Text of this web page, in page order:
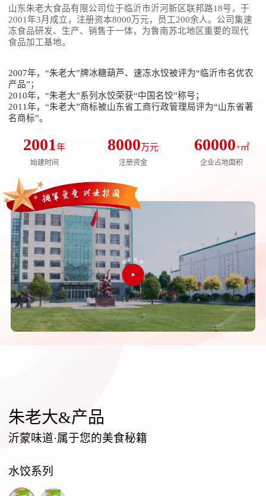
山东朱老大食品有限公司位于临沂市沂河新区联邦路18号，于
2001年3月成立，注册资本8000万元，员工200余人。公司集速
冻食品研发、生产、销售于一体，为鲁南苏北地区重要的现代
食品加工基地。
2007年，“朱老大”牌冰糖葫芦、速冻水饺被评为“临沂市名优农
产品”；
2010年，“朱老大”系列水饺荣获“中国名饺”称号；
2011年，“朱老大”商标被山东省工商行政管理局评为“山东省著
名商标”。
2001年
始建时间
8000万元
注册资金
60000+㎡
企业占地面积
朱老大&产品
沂蒙味道·属于您的美食秘籍
水饺系列